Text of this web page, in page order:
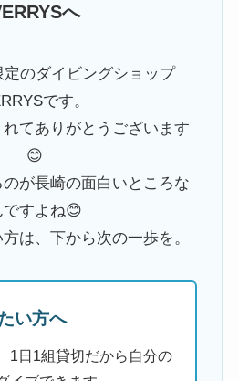
へ
のダイビングショップ
です。
てありがとうございます
😊
が長崎の面白いところな
ですよね😊
は、下から次の一歩を。
い方へ
1日1組貸切だから自分の